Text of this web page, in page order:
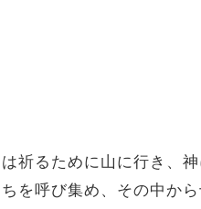
祈るために山に行き、神
を呼び集め、その中か